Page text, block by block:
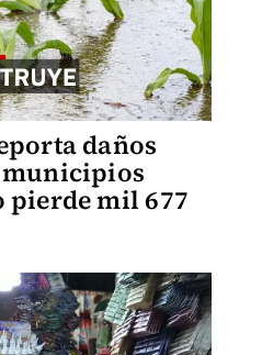
daños
municipios
pierde mil 677